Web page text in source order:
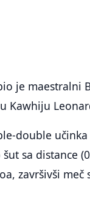
je maestralni
Kawhiju
double
sa distance
završivši meč